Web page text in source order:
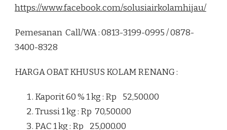
https://www.facebook.com/solusiairkolamhijau/
Pemesanan Call/WA : 0813-3199-0995 / 0878-
3400-8328
HARGA OBAT KHUSUS KOLAM RENANG :
Kaporit 60 % 1 kg : Rp 52,500.00
Trussi 1 kg : Rp 70,500.00
PAC 1 kg : Rp 25,000.00